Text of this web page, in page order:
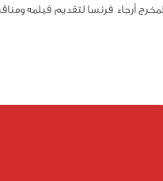
أرجاء فرنسا لتقديم فيلمه